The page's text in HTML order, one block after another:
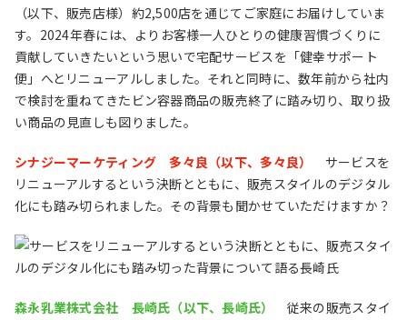
（以下、販売店様）約2,500店を通じてご家庭にお届けしていま
す。2024年春には、よりお客様一人ひとりの健康習慣づくりに
貢献していきたいという思いで宅配サービスを「健幸サポート
便」へとリニューアルしました。それと同時に、数年前から社内
で検討を重ねてきたビン容器商品の販売終了に踏み切り、取り扱
い商品の見直しも図りました。
シナジーマーケティング 多々良（以下、多々良）
サービスを
リニューアルするという決断とともに、販売スタイルのデジタル
化にも踏み切られました。その背景も聞かせていただけますか？
森永乳業株式会社 長崎氏（以下、長崎氏） 従来の販売スタイ